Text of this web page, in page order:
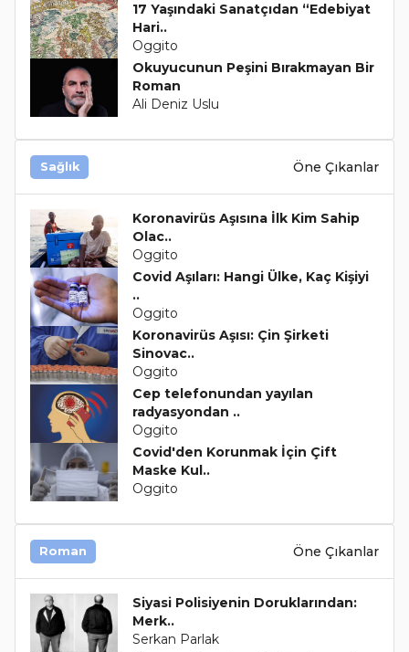
17 Yaşındaki Sanatçıdan “Edebiyat
Hari..
Oggito
Okuyucunun Peşini Bırakmayan Bir
Roman
Ali Deniz Uslu
Sağlık Öne Çıkanlar
Koronavirüs Aşısına İlk Kim Sahip
Olac..
Oggito
Covid Aşıları: Hangi Ülke, Kaç Kişiyi
..
Oggito
Koronavirüs Aşısı: Çin Şirketi
Sinovac..
Oggito
Cep telefonundan yayılan
radyasyondan ..
Oggito
Covid'den Korunmak İçin Çift
Maske Kul..
Oggito
Roman Öne Çıkanlar
Siyasi Polisiyenin Doruklarından:
Merk..
Serkan Parlak